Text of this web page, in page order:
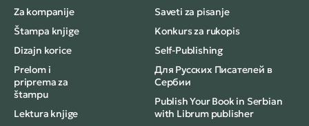
Za kompanije
Štampa knjige
Dizajn korice
Prelom i
priprema za
štampu
Lektura knjige
Saveti za pisanje
Konkurs za rukopis
Self-Publishing
Для Русских Писателей в
Сербии
Publish Your Book in Serbian
with Librum publisher